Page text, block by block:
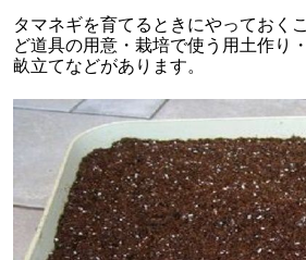
タマネギを育てるときにやっておく
ど道具の用意・栽培で使う用土作り
畝立てなどがあります。